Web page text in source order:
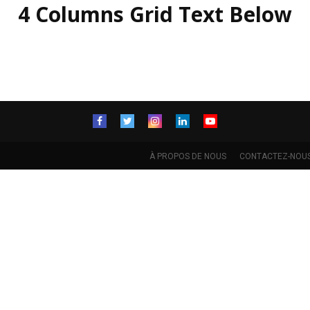
4 Columns Grid Text Below
À PROPOS DE NOUS CONTACTEZ-